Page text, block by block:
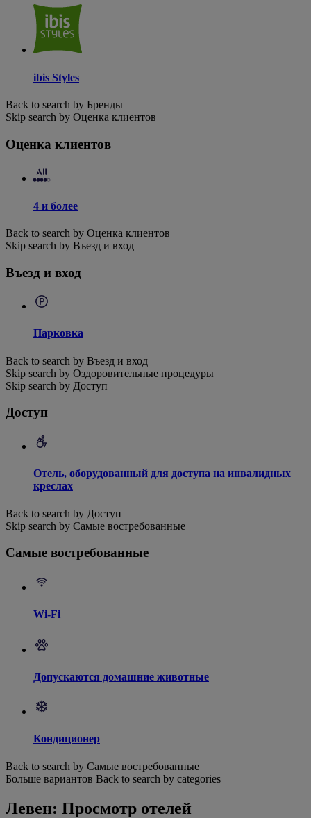
ibis Styles
Back to search by Бренды
Skip search by Оценка клиентов
Оценка клиентов
4 и более
Back to search by Оценка клиентов
Skip search by Въезд и вход
Въезд и вход
Парковка
Back to search by Въезд и вход
Skip search by Оздоровительные процедуры
Skip search by Доступ
Доступ
Отель, оборудованный для доступа на инвалидных
креслах
Back to search by Доступ
Skip search by Самые востребованные
Самые востребованные
Wi-Fi
Допускаются домашние животные
Кондиционер
Back to search by Самые востребованные
Больше вариантов Back to search by categories
Левен: Просмотр отелей